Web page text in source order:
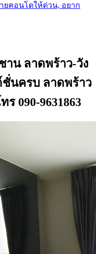
ยคอนโดให้ด่วน, อยาก
าน ลาดพร้าว-วัง
นครบ ลาดพร้าว
090-9631863